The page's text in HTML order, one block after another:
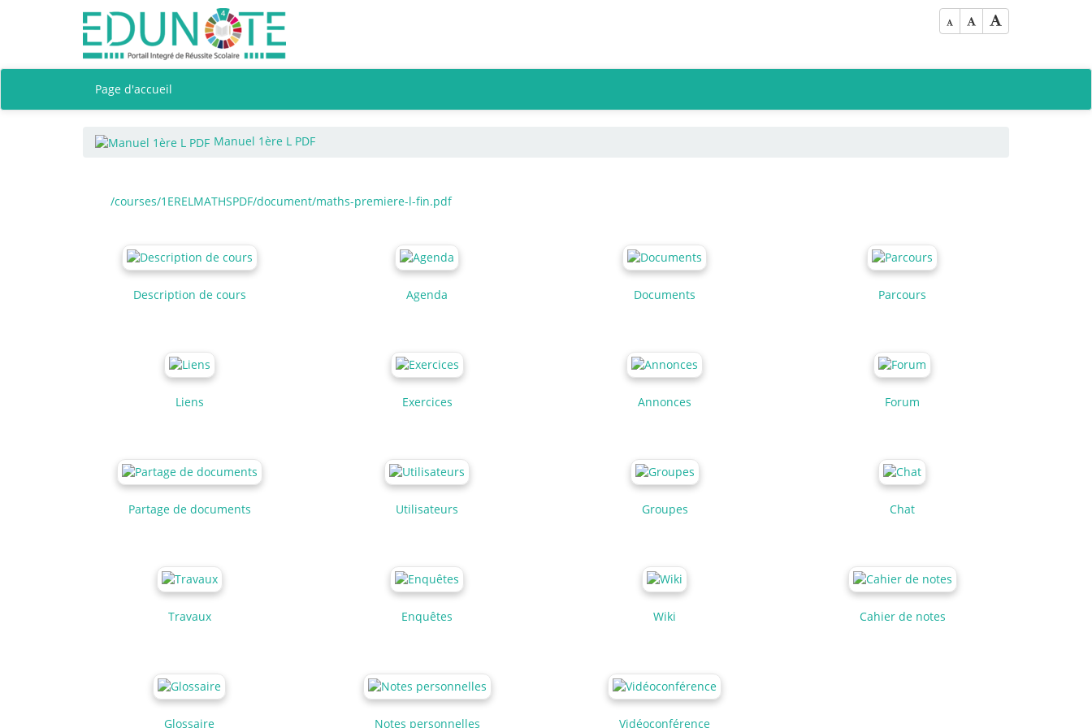
Page d'accueil
Manuel 1ère L PDF
/courses/1ERELMATHSPDF/document/maths-premiere-l-fin.pdf
Description de cours Agenda Documents Parcours
Liens Exercices Annonces Forum
Partage de documents Utilisateurs Groupes Chat
Travaux Enquêtes Wiki Cahier de notes
Glossaire Notes personnelles Vidéoconférence